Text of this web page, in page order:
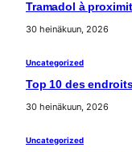
Tramadol à
30 heinäkuun, 2026
Uncategorized
Top 10 des
30 heinäkuun, 2026
Uncategorized